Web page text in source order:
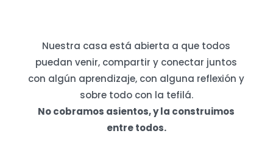
Nuestra casa está abierta a que todos
puedan venir, compartir y conectar juntos
con algún aprendizaje, con alguna reflexión y
sobre todo con la tefilá.
No cobramos asientos, y la construimos
entre todos.